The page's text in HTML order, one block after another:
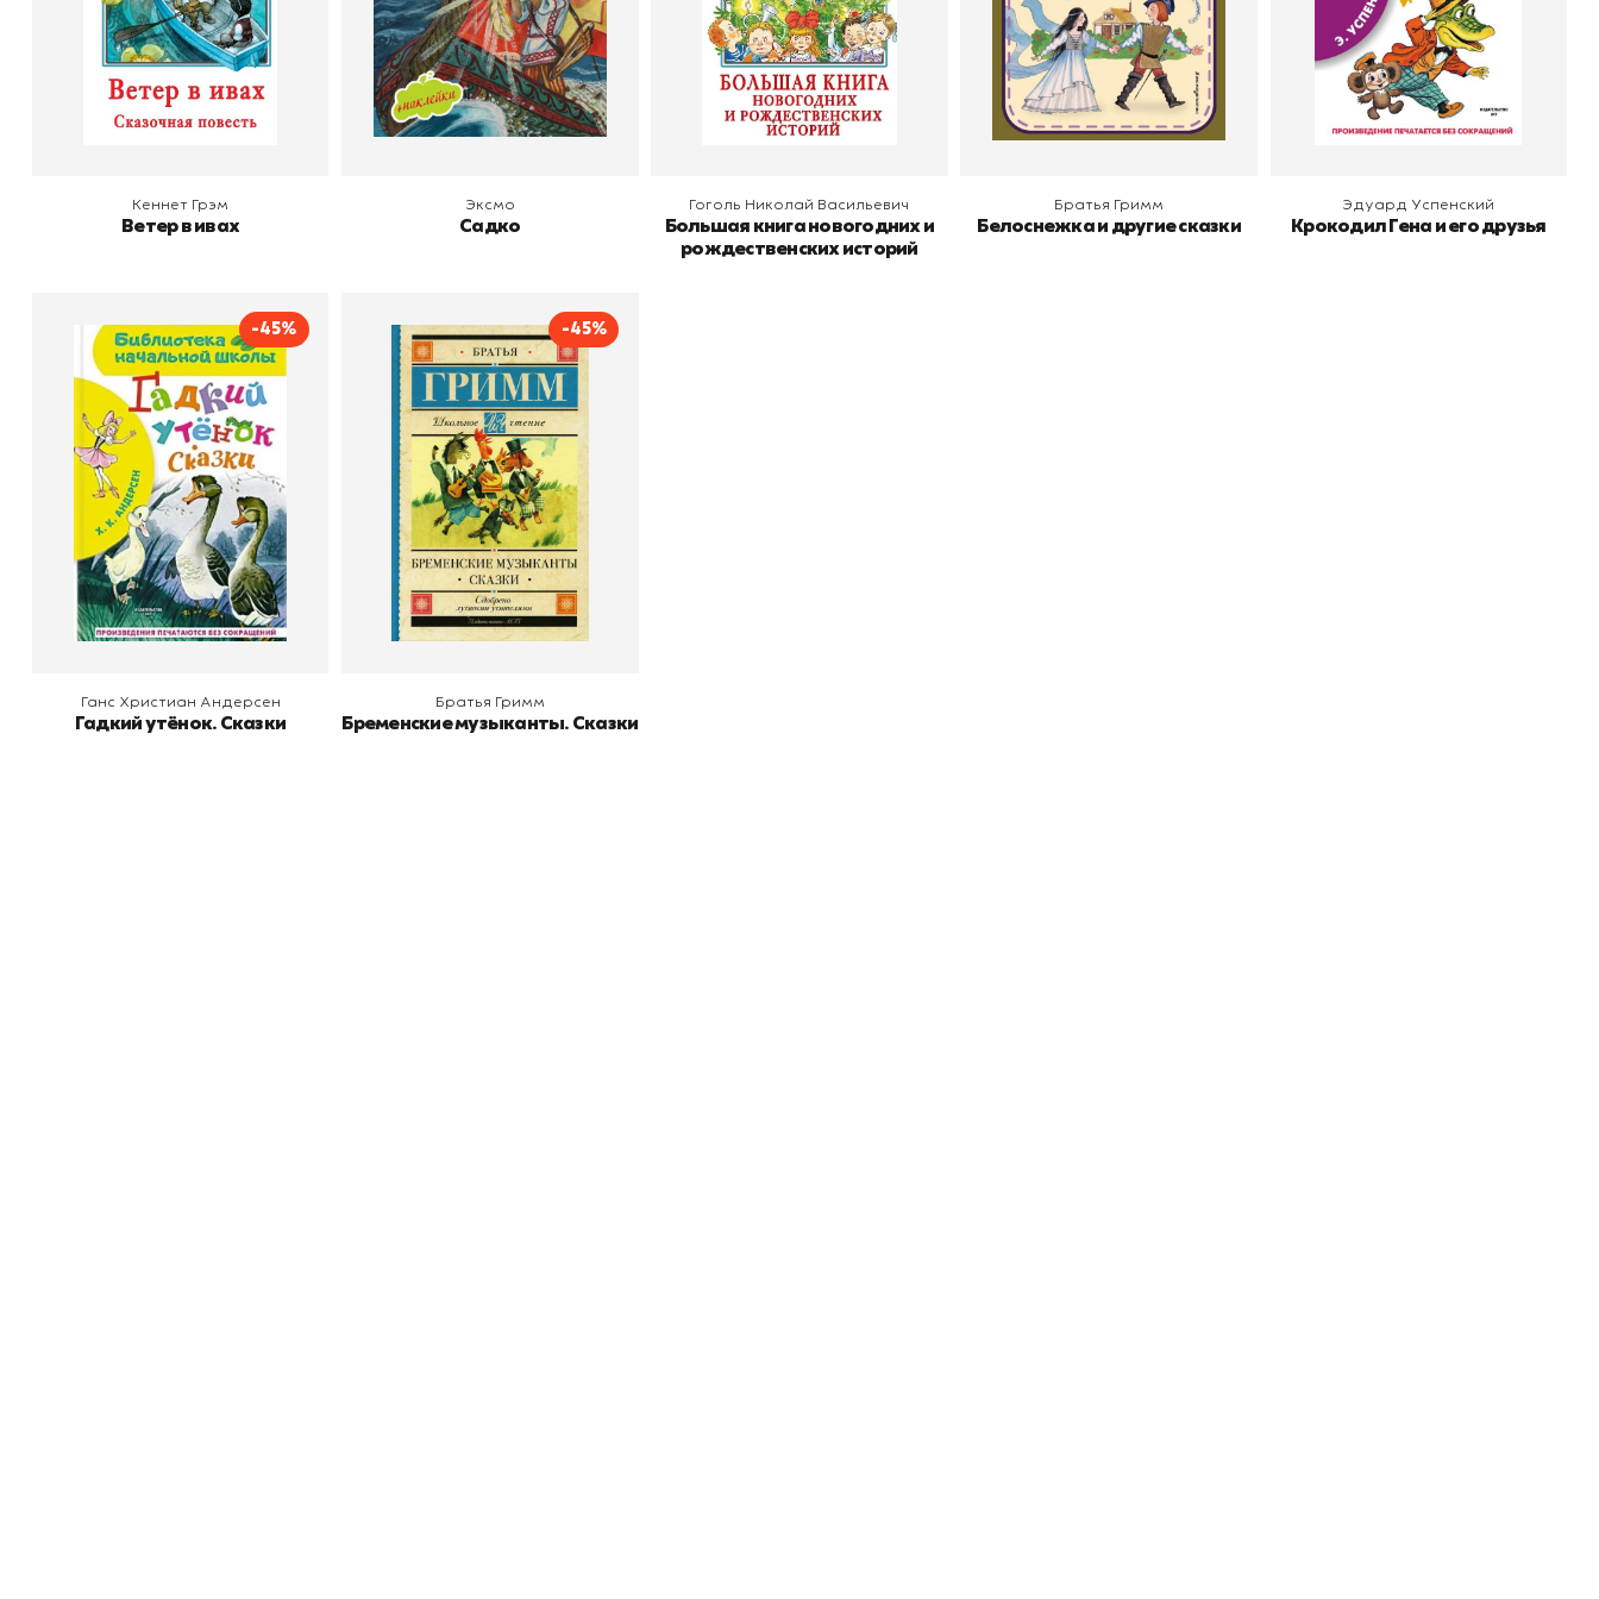
В корзину
Кеннет Грэм
Ветер в ивах
В корзину
Эксмо
Садко
В корзину
Гоголь Николай Васильевич
Большая книга новогодних и
рождественских историй
В корзину
Братья Гримм
Белоснежка и другие сказки
В корзину
Эдуард Успенский
Крокодил Гена и его друзья
-45%
Гадкий утёнок. Сказки
Ганс Христиан Андерсен
Издательство
В корзину
Ганс Христиан Андерсен
Гадкий утёнок. Сказки
-45%
Бременские музыканты.
Сказки
Автор
Братья Гримм
Издательство
В корзину
Братья Гримм
Бременские музыканты. Сказки